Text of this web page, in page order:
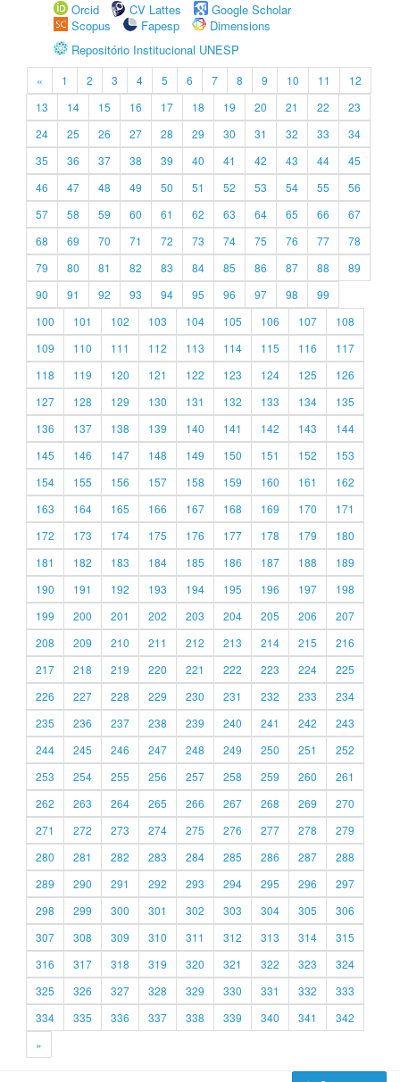
Orcid
CV Lattes
Google Scholar
Scopus
Fapesp
Dimensions
Repositório Institucional UNESP
« 1 2 3 4 5 6 7 8 9 10 11
12
13
14 15 16 17 18 19 20 21 22
23
24
25 26 27 28 29 30 31 32 33
34
35
36 37 38 39 40 41 42 43 44
45
46
47 48 49 50 51 52 53 54 55
56
57
58 59 60 61 62 63 64 65 66
67
68
69 70 71 72 73 74 75 76 77
78
79
80 81 82 83 84 85 86 87 88
89
90
91 92 93 94 95 96 97 98
99
100
101 102 103 104 105 106 107
108
109
110 111 112 113 114 115 116
117
118
119 120 121 122 123 124 125
126
127
128 129 130 131 132 133 134
135
136
137 138 139 140 141 142 143
144
145
146 147 148 149 150 151 152
153
154
155 156 157 158 159 160 161
162
163
164 165 166 167 168 169 170
171
172
173 174 175 176 177 178 179
180
181
182 183 184 185 186 187 188
189
190
191 192 193 194 195 196 197
198
199
200 201 202 203 204 205 206
207
208
209 210 211 212 213 214 215
216
217
218 219 220 221 222 223 224
225
226
227 228 229 230 231 232 233
234
235
236 237 238 239 240 241 242
243
244
245 246 247 248 249 250 251
252
253
254 255 256 257 258 259 260
261
262
263 264 265 266 267 268 269
270
271
272 273 274 275 276 277 278
279
280
281 282 283 284 285 286 287
288
289
290 291 292 293 294 295 296
297
298
299 300 301 302 303 304 305
306
307
308 309 310 311 312 313 314
315
316
317 318 319 320 321 322 323
324
325
326 327 328 329 330 331 332
333
334
335 336 337 338 339 340 341
342
»